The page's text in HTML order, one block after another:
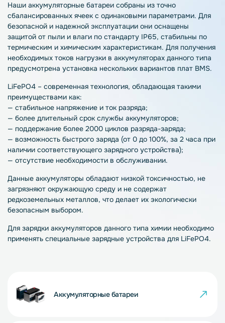
Наши аккумуляторные батареи собраны из точно
сбалансированных ячеек с одинаковыми параметрами. Для
безопасной и надежной эксплуатации они оснащены
защитой от пыли и влаги по стандарту IP65, стабильны по
термическим и химическим характеристикам. Для получения
необходимых токов нагрузки в аккумуляторах данного типа
предусмотрена установка нескольких вариантов плат BMS.
LiFePO4 – современная технология, обладающая такими
преимуществами как:
— стабильное напряжение и ток разряда;
— более длительный срок службы аккумуляторов;
— поддержание более 2000 циклов разряда-заряда;
— возможность быстрого заряда (от 0 до 100%, за 2 часа при
наличии соответствующего зарядного устройства);
— отсутствие необходимости в обслуживании.
Данные аккумуляторы обладают низкой токсичностью, не
загрязняют окружающую среду и не содержат
редкоземельных металлов, что делает их экологически
безопасным выбором.
Для зарядки аккумуляторов данного типа химии необходимо
применять специальные зарядные устройства для LiFePO4.
Аккумуляторные батареи